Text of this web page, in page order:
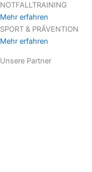
NOTFALLTRAINING
Mehr erfahren
SPORT & PRÄVENTION
Mehr erfahren
Unsere Partner